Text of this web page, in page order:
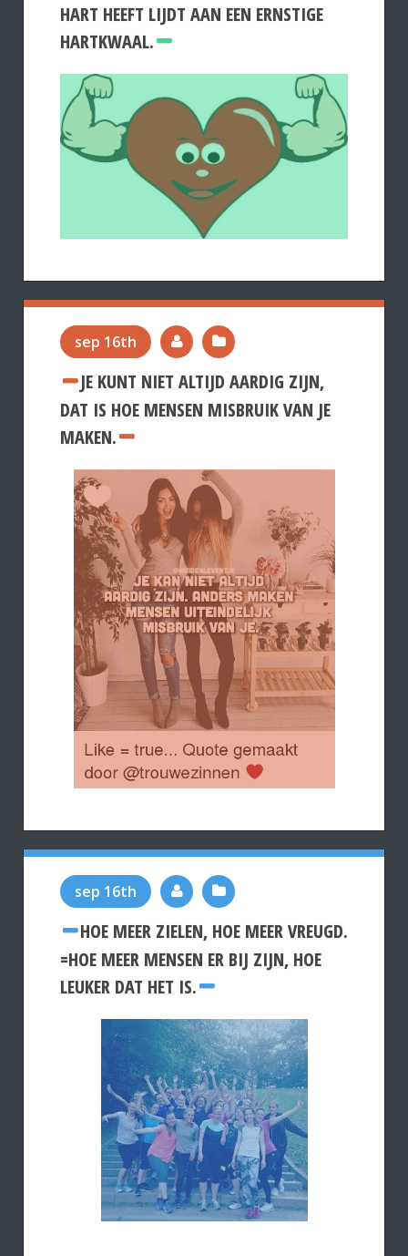
HART HEEFT LIJDT AAN EEN ERNSTIGE
HARTKWAAL.
sep 16th
JE KUNT NIET ALTIJD AARDIG ZIJN,
DAT IS HOE MENSEN MISBRUIK VAN JE
MAKEN.
sep 16th
HOE MEER ZIELEN, HOE MEER VREUGD.
=HOE MEER MENSEN ER BIJ ZIJN, HOE
LEUKER DAT HET IS.